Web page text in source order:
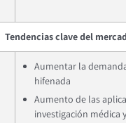
Tendencias clave del
Aumentar la
hifenada
Aumento de las
investigación médica